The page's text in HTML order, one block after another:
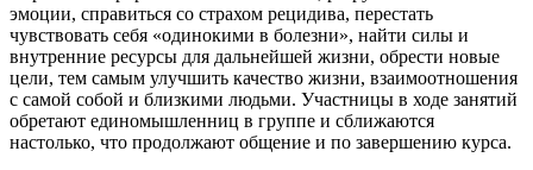
эмоции, справиться со страхом рецидива, перестать
чувствовать себя «одинокими в болезни», найти силы и
внутренние ресурсы для дальнейшей жизни, обрести новые
цели, тем самым улучшить качество жизни, взаимоотношения
с самой собой и близкими людьми. Участницы в ходе занятий
обретают единомышленниц в группе и сближаются
настолько, что продолжают общение и по завершению курса.